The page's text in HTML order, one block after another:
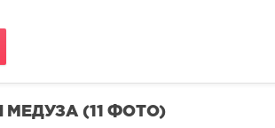
МЕДУЗА (11 ФОТО)